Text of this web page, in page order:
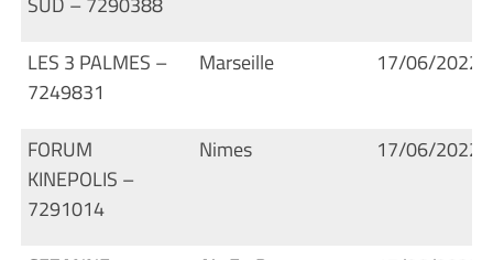
LES 3 PALMES –
7249831
Marseille 17/06/2022
FORUM
KINEPOLIS –
7291014
Nimes 17/06/2022